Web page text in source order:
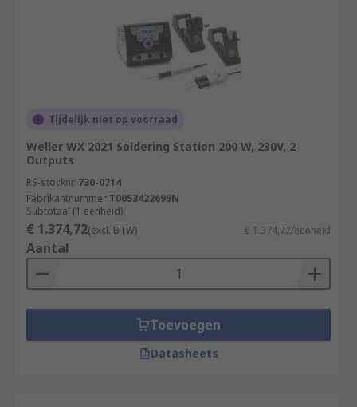
Tijdelijk niet op voorraad
Weller WX 2021 Soldering Station 200 W, 230V, 2
Outputs
RS-stocknr. 730-0714
Fabrikantnummer T0053422699N
Subtotaal (1 eenheid)
€ 1.374,72(excl. BTW) € 1.374,72/eenheid
Aantal
Toevoegen
Datasheets